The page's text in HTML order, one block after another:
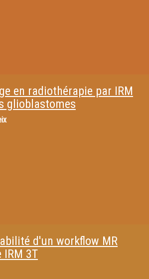
en radiothérapie par IRM
glioblastomes
d'un workflow MR
IRM 3T